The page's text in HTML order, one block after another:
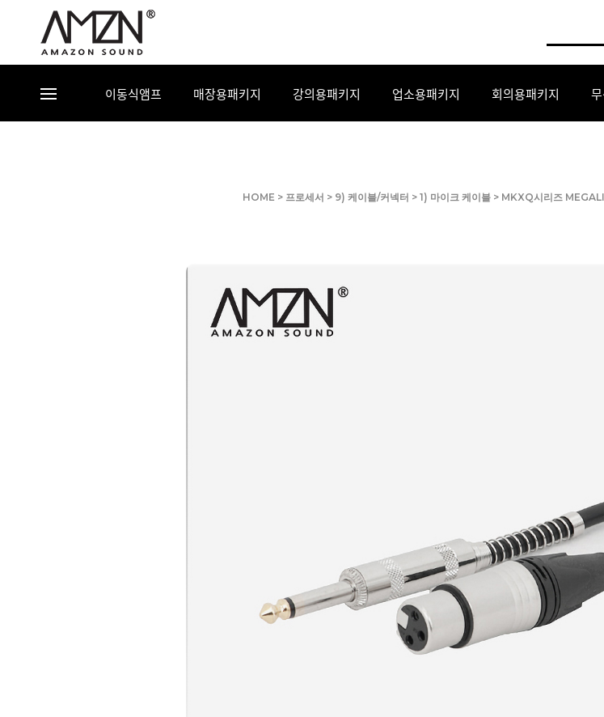
이동식앰프 매장용패키지 강의용패키지 업소용패키지 회의용패키지
HOME > 프로세서 > 9) 케이블/커넥터 > 1) 마이크 케이블 > MKXQ시리즈